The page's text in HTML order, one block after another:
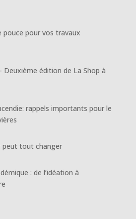
pouce pour vos travaux
Deuxième édition de La Shop à
rappels importants pour le
peut tout changer
: de l’idéation à